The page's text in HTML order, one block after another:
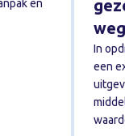
en
In
een